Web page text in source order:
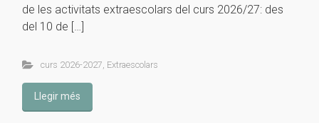
de les activitats extraescolars del curs 2026/27: des
del 10 de […]
curs 2026-2027 Extraescolars
Llegir més